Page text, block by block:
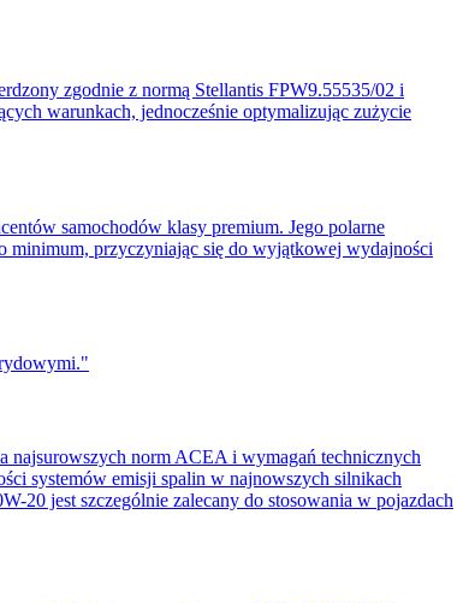
zgodnie z normą Stellantis FPW9.55535/02 i
warunkach, jednocześnie optymalizując zużycie
samochodów klasy premium. Jego polarne
minimum, przyczyniając się do wyjątkowej wydajności
norm ACEA i wymagań technicznych
systemów emisji spalin w najnowszych silnikach
jest szczególnie zalecany do stosowania w pojazdach